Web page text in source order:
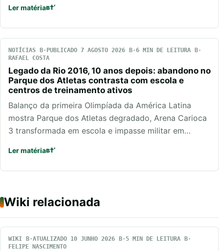
Ler matéria
NOTÍCIAS PUBLICADO 7 AGOSTO 2026
6 MIN DE LEITURA
RAFAEL COSTA
Legado da Rio 2016, 10 anos depois: abandono no
Parque dos Atletas contrasta com escola e
centros de treinamento ativos
Balanço da primeira Olimpíada da América Latina
mostra Parque dos Atletas degradado, Arena Carioca
3 transformada em escola e impasse militar em…
Ler matéria
Wiki relacionada
WIKI ATUALIZADO 10 JUNHO 2026
5 MIN DE LEITURA
FELIPE NASCIMENTO